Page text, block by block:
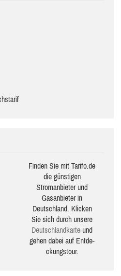
Finden Sie mit Tarifo.de
die güns­ti­gen
Stromanbieter und
Gasanbieter in
Deutschland. Klicken
Sie sich durch unsere
Deutsch­land­karte und
gehen dabei auf Ent­de­
ckungs­tour.